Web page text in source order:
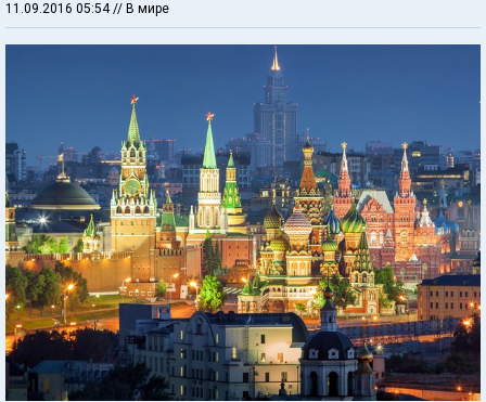
11.09.2016 05:54// В мире